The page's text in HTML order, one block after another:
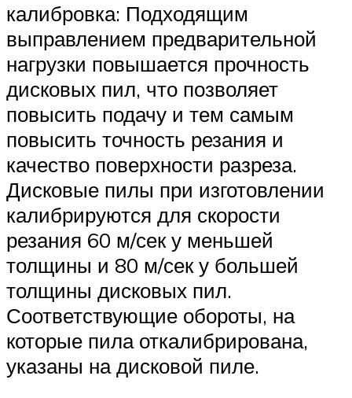
калибровка: Подходящим
выправлением предварительной
нагрузки повышается прочность
дисковых пил, что позволяет
повысить подачу и тем самым
повысить точность резания и
качество поверхности разреза.
Дисковые пилы при изготовлении
калибрируются для скорости
резания 60 м/сек у меньшей
толщины и 80 м/сек у большей
толщины дисковых пил.
Соответствующие обороты, на
которые пила откалибрирована,
указаны на дисковой пиле.